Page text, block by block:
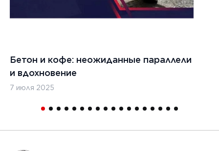
Бетон и кофе: неожиданные параллели
и вдохновение
7 июля 2025